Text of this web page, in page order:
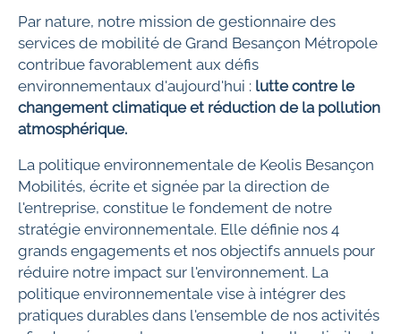
Par nature, notre mission de gestionnaire des
services de mobilité de Grand Besançon Métropole
contribue favorablement aux défis
environnementaux d'aujourd'hui : lutte contre le
changement climatique et réduction de la pollution
atmosphérique.
La politique environnementale de Keolis Besançon
Mobilités, écrite et signée par la direction de
l'entreprise, constitue le fondement de notre
stratégie environnementale. Elle définie nos 4
grands engagements et nos objectifs annuels pour
réduire notre impact sur l'environnement. La
politique environnementale vise à intégrer des
pratiques durables dans l'ensemble de nos activités